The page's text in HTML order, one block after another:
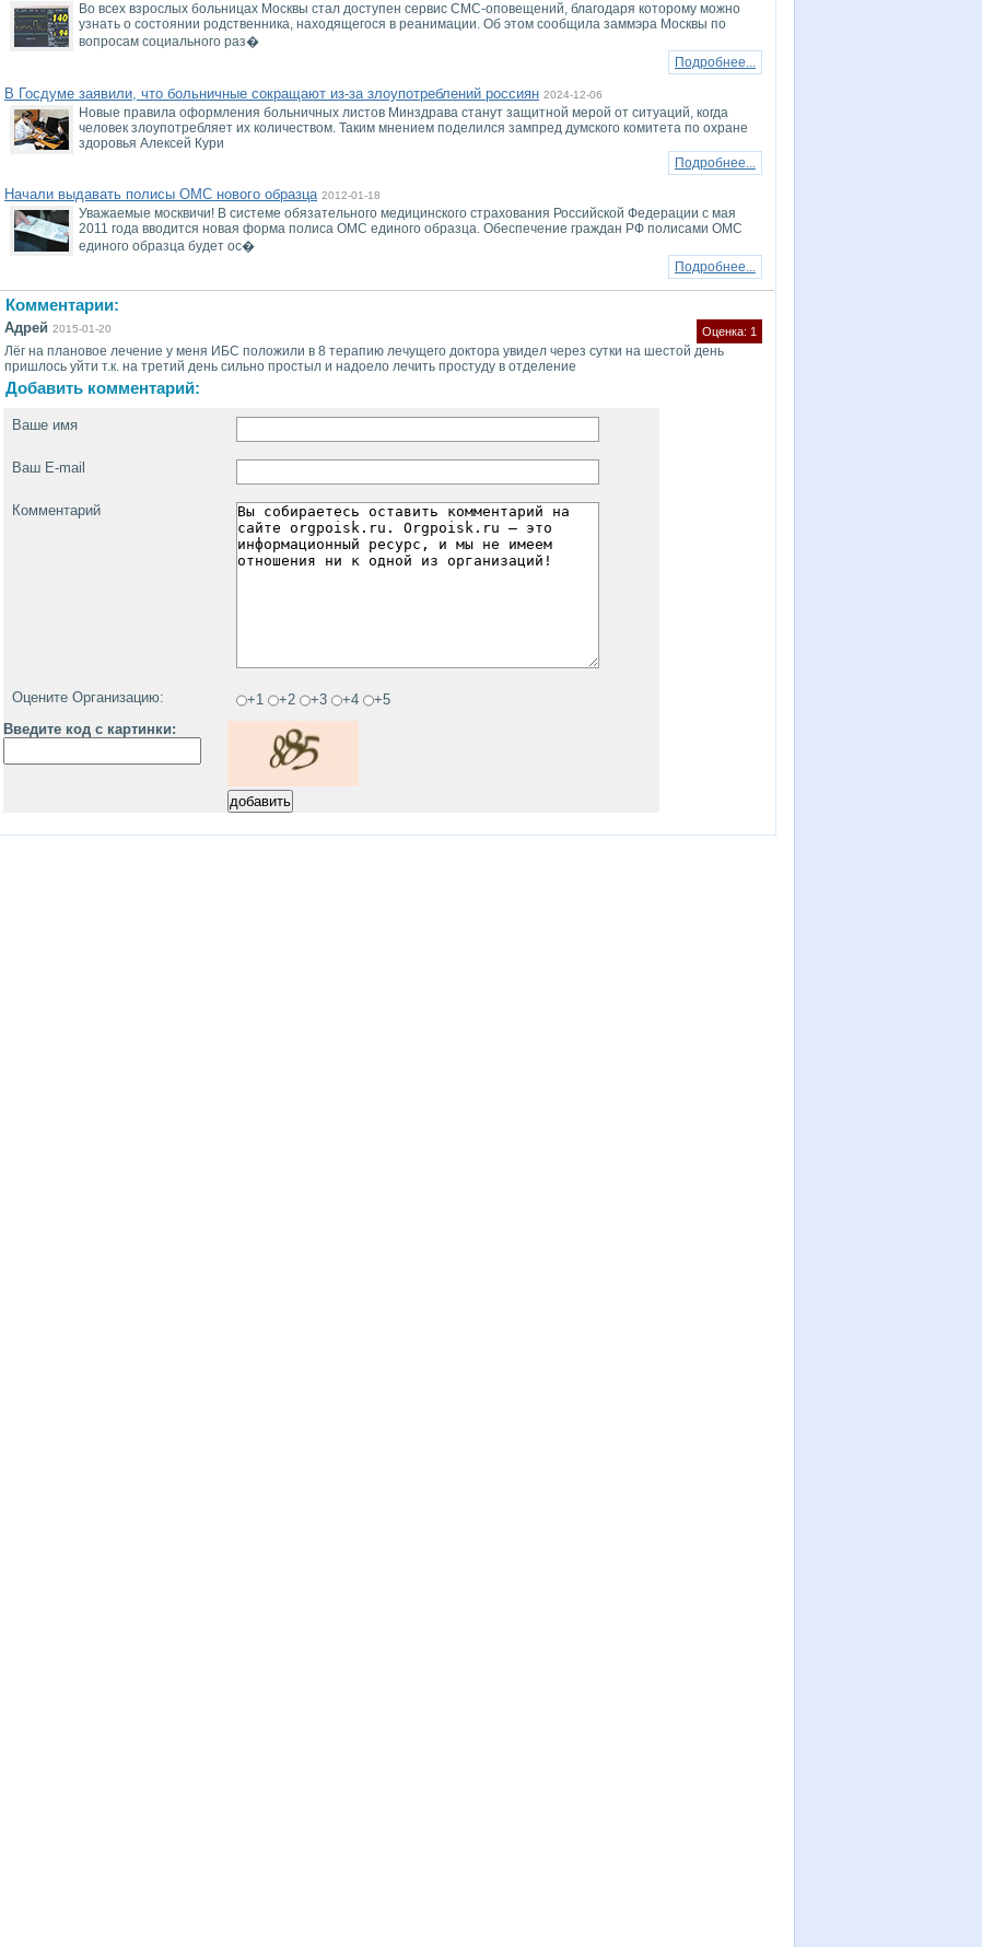
Во всех взрослых больницах Москвы стал доступен сервис СМС-оповещений, благодаря которому можно
узнать о состоянии родственника, находящегося в реанимации. Об этом сообщила заммэра Москвы по
вопросам социального раз�
Подробнее...
В Госдуме заявили, что больничные сокращают из-за злоупотреблений россиян 2024-12-06
Новые правила оформления больничных листов Минздрава станут защитной мерой от ситуаций, когда
человек злоупотребляет их количеством. Таким мнением поделился зампред думского комитета по охране
здоровья Алексей Кури
Подробнее...
Начали выдавать полисы ОМС нового образца 2012-01-18
Уважаемые москвичи! В системе обязательного медицинского страхования Российской Федерации с мая
2011 года вводится новая форма полиса ОМС единого образца. Обеспечение граждан РФ полисами ОМС
единого образца будет ос�
Подробнее...
Комментарии:
Оценка: 1
Адрей 2015-01-20
Лёг на плановое лечение у меня ИБС положили в 8 терапию лечущего доктора увидел через сутки на шестой день
пришлось уйти т.к. на третий день сильно простыл и надоело лечить простуду в отделение
Добавить комментарий:
Ваше имя
Ваш E-mail
Комментарий
Оцените Организацию: +1 +2 +3 +4
+5
Введите код с картинки: